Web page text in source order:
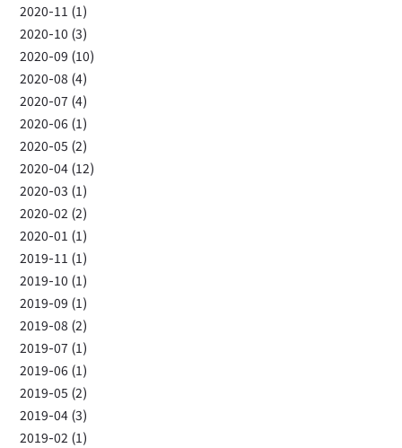
2020-11 (1)
2020-10 (3)
2020-09 (10)
2020-08 (4)
2020-07 (4)
2020-06 (1)
2020-05 (2)
2020-04 (12)
2020-03 (1)
2020-02 (2)
2020-01 (1)
2019-11 (1)
2019-10 (1)
2019-09 (1)
2019-08 (2)
2019-07 (1)
2019-06 (1)
2019-05 (2)
2019-04 (3)
2019-02 (1)